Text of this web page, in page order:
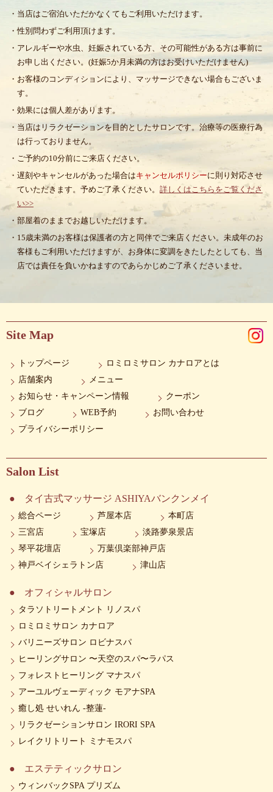
・当店はご宿泊いただかなくてもご利用いただけます。
・性別問わずご利用頂けます。
・アレルギーや水虫、妊娠されている方、その可能性がある方は事前に
お申し出ください。(妊娠5か月未満の方はお受けいただけません)
・お客様のコンディションにより、マッサージできない場合もございま
す。
・効果には個人差があります。
・当店はリラクゼーションを目的としたサロンです。治療等の医療行為
は行っておりません。
・ご予約の10分前にご来店ください。
・遅刻やキャンセルがあった場合はキャンセルポリシーに則り対応させ
ていただきます。予めご了承ください。 詳しくはこちらをご覧くださ
い>>
・部屋着のままでお越しいただけます。
・15歳未満のお客様は保護者の方と同伴でご来店ください。未成年のお
客様もご利用いただけますが、お身体に変調をきたしたとしても、当
店では責任を負いかねますのであらかじめご了承くださいませ。
Site Map
トップページ
ロミロミサロン カナロアとは
店舗案内
メニュー
お知らせ・キャンペーン情報
クーポン
ブログ
WEB予約
お問い合わせ
プライバシーポリシー
Salon List
タイ古式マッサージ ASHIYAバンクンメイ
総合ページ 芦屋本店
本町店
三宮店
宝塚店
淡路夢泉景店
琴平花壇店
万葉倶楽部神戸店
神戸ベイシェラトン店
津山店
オフィシャルサロン
タラソトリートメント リノスパ
ロミロミサロン カナロア
バリニーズサロン ロビナスパ
ヒーリングサロン 〜天空のスパ〜ラパス
フォレストヒーリング マナスパ
アーユルヴェーディック モアナSPA
癒し処 せいれん -整蓮-
リラクゼーションサロン IRORI SPA
レイクリトリート ミナモスパ
エステティックサロン
ウィンバックSPA プリズム